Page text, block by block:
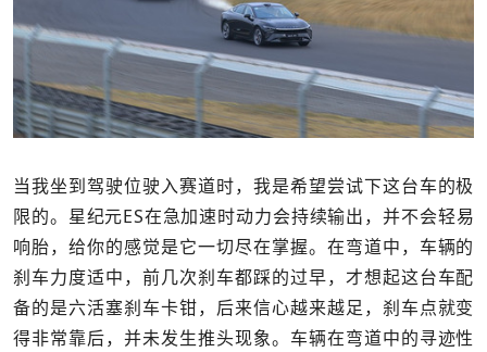
当我坐到驾驶位驶入赛道时，我是希望尝试下这台车的极
限的。星纪元ES在急加速时动力会持续输出，并不会轻易
响胎，给你的感觉是它一切尽在掌握。在弯道中，车辆的
刹车力度适中，前几次刹车都踩的过早，才想起这台车配
备的是六活塞刹车卡钳，后来信心越来越足，刹车点就变
得非常靠后，并未发生推头现象。车辆在弯道中的寻迹性